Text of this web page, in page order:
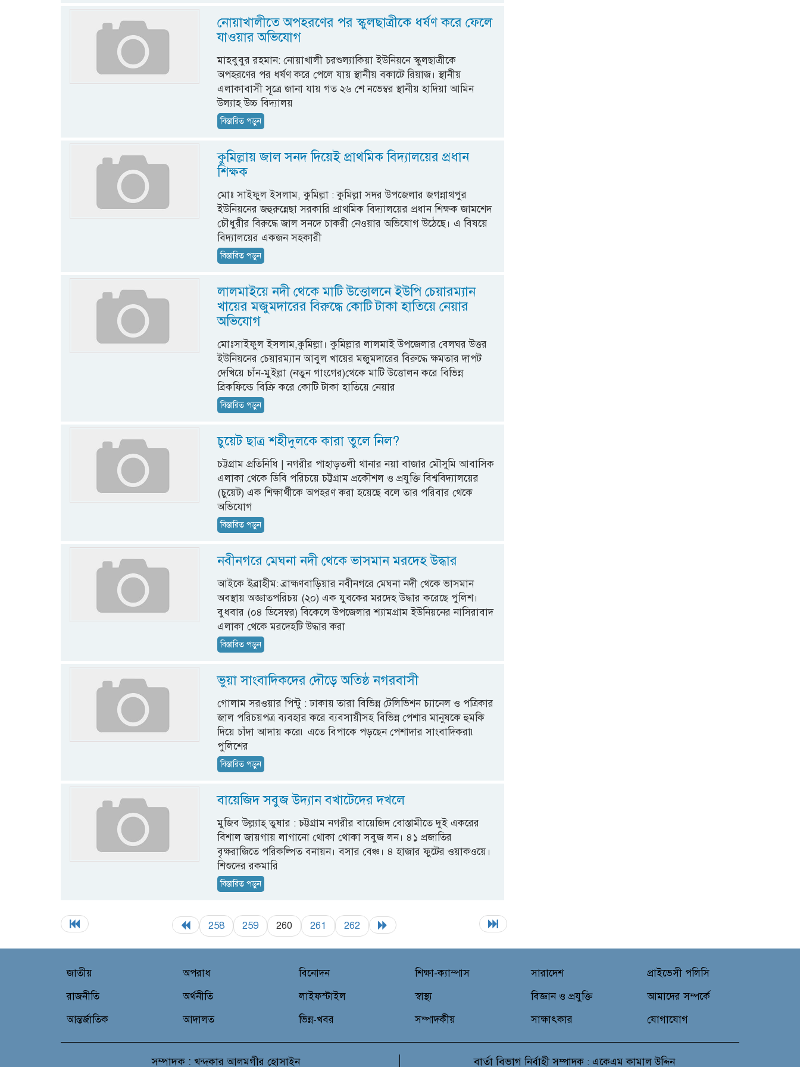
নোয়াখালীতে অপহরণের পর স্কুলছাত্রীকে ধর্ষণ করে ফেলে
যাওয়ার অভিযোগ
মাহবুবুর রহমান: নোয়াখালী চরশুল্যাকিয়া ইউনিয়নে স্কুলছাত্রীকে
অপহরণের পর ধর্ষণ করে পেলে যায় স্থানীয় বকাটে রিয়াজ। স্থানীয়
এলাকাবাসী সূত্রে জানা যায় গত ২৬ শে নভেম্বর স্থানীয় হাদিয়া আমিন
উল্যাহ উচ্চ বিদ্যালয়
বিস্তারিত পড়ুন
কুমিল্লায় জাল সনদ দিয়েই প্রাথমিক বিদ্যালয়ের প্রধান
শিক্ষক
মোঃ সাইফুল ইসলাম, কুমিল্লা : কুমিল্লা সদর উপজেলার জগন্নাথপুর
ইউনিয়নের জহুরুন্নেছা সরকারি প্রাথমিক বিদ্যালয়ের প্রধান শিক্ষক জামশেদ
চৌধুরীর বিরুদ্ধে জাল সনদে চাকরী নেওয়ার অভিযোগ উঠেছে। এ বিষয়ে
বিদ্যালয়ের একজন সহকারী
বিস্তারিত পড়ুন
লালমাইয়ে নদী থেকে মাটি উত্তোলনে ইউপি চেয়ারম্যান
খায়ের মজুমদারের বিরুদ্ধে কোটি টাকা হাতিয়ে নেয়ার
অভিযোগ
মোঃসাইফুল ইসলাম,কুমিল্লা। কুমিল্লার লালমাই উপজেলার বেলঘর উত্তর
ইউনিয়নের চেয়ারম্যান আবুল খায়ের মজুমদারের বিরুদ্ধে ক্ষমতার দাপট
দেখিয়ে চাঁন-মুইল্লা (নতুন গাংগের)থেকে মাটি উত্তোলন করে বিভিন্ন
ব্রিকফিল্ডে বিক্রি করে কোটি টাকা হাতিয়ে নেয়ার
বিস্তারিত পড়ুন
চুয়েট ছাত্র শহীদুলকে কারা তুলে নিল?
চট্টগ্রাম প্রতিনিধি | নগরীর পাহাড়তলী থানার নয়া বাজার মৌসুমি আবাসিক
এলাকা থেকে ডিবি পরিচয়ে চট্টগ্রাম প্রকৌশল ও প্রযুক্তি বিশ্ববিদ্যালয়ের
(চুয়েট) এক শিক্ষার্থীকে অপহরণ করা হয়েছে বলে তার পরিবার থেকে
অভিযোগ
বিস্তারিত পড়ুন
নবীনগরে মেঘনা নদী থেকে ভাসমান মরদেহ উদ্ধার
আইকে ইব্রাহীম: ব্রাহ্মণবাড়িয়ার নবীনগরে মেঘনা নদী থেকে ভাসমান
অবস্থায় অজ্ঞাতপরিচয় (২০) এক যুবকের মরদেহ উদ্ধার করেছে পুলিশ।
বুধবার (০৪ ডিসেম্বর) বিকেলে উপজেলার শ্যামগ্রাম ইউনিয়নের নাসিরাবাদ
এলাকা থেকে মরদেহটি উদ্ধার করা
বিস্তারিত পড়ুন
ভুয়া সাংবাদিকদের দৌড়ে অতিষ্ঠ নগরবাসী
গোলাম সরওয়ার পিন্টু : ঢাকায় তারা বিভিন্ন টেলিভিশন চ্যানেল ও পত্রিকার
জাল পরিচয়পত্র ব্যবহার করে ব্যবসায়ীসহ বিভিন্ন পেশার মানুষকে হুমকি
দিয়ে চাঁদা আদায় করে৷ এতে বিপাকে পড়ছেন পেশাদার সাংবাদিকরা৷
পুলিশের
বিস্তারিত পড়ুন
বায়েজিদ সবুজ উদ্যান বখাটেদের দখলে
মুজিব উল্ল্যাহ্ তুষার : চট্টগ্রাম নগরীর বায়েজিদ বোস্তামীতে দুই একরের
বিশাল জায়গায় লাগানো থোকা থোকা সবুজ লন। ৪১ প্রজাতির
বৃক্ষরাজিতে পরিকল্পিত বনায়ন। বসার বেঞ্চ। ৪ হাজার ফুটের ওয়াকওয়ে।
শিশুদের রকমারি
বিস্তারিত পড়ুন
258 259 260 261 262
জাতীয়
রাজনীতি
আন্তর্জাতিক
অপরাধ
অর্থনীতি
আদালত
বিনোদন
লাইফস্টাইল
ভিন্ন-খবর
শিক্ষা-ক্যাম্পাস
স্বাস্থ্য
সম্পাদকীয়
সারাদেশ
বিজ্ঞান ও প্রযুক্তি
সাক্ষাৎকার
প্রাইভেসী পলিসি
আমাদের সম্পর্কে
যোগাযোগ
সম্পাদক : খন্দকার আলমগীর হোসাইন বার্তা বিভাগনির্বাহী সম্পাদক : একেএম কামাল উদ্দিন